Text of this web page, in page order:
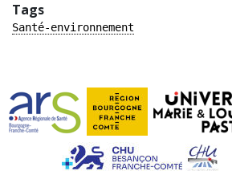
Tags
Santé-environnement